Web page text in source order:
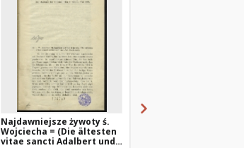
Najdawniejsze żywoty ś.
Wojciecha = (Die ältesten
vitae sancti Adalbert und